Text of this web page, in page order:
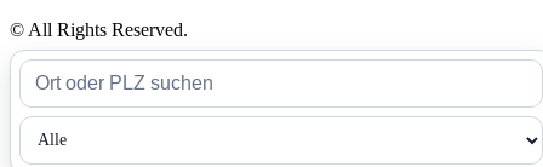
© All Rights Reserved.